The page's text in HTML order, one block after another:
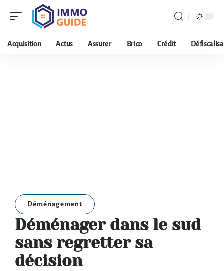
Acquisition Actus Assurer Brico Crédit
Déménagement
Déménager dans le sud
sans regretter sa
décision